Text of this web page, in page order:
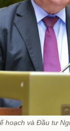
hoạch và Đầu tư